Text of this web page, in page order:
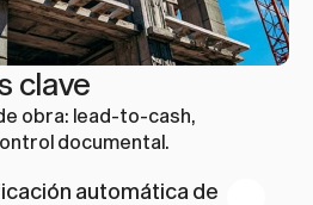
clave
obra: lead-to-cash,
documental.
automática de